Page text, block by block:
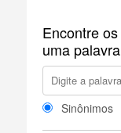
Encontre os
uma palavra
Sinônimos